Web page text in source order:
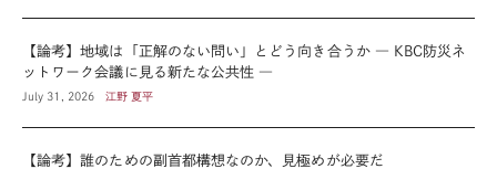
【論考】地域は「正解のない問い」とどう向き合うか ― KBC防災ネ
ットワーク会議に見る新たな公共性 ―
July 31, 2026 江野 夏平
【論考】誰のための副首都構想なのか、見極めが必要だ